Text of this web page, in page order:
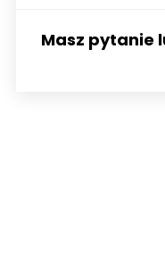
Masz pytanie